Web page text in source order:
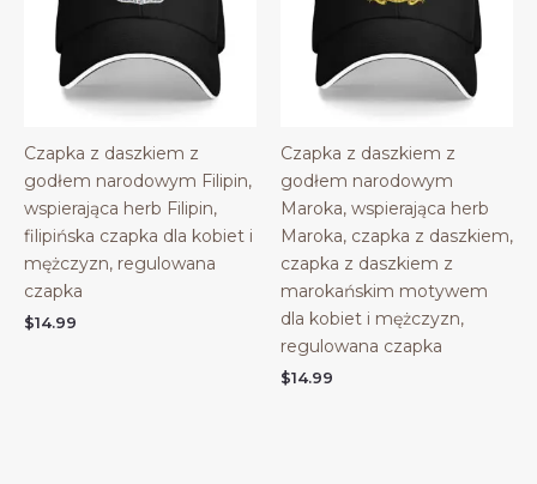
Czapka z daszkiem z
godłem narodowym Filipin,
wspierająca herb Filipin,
filipińska czapka dla kobiet i
mężczyzn, regulowana
czapka
$14.99
Czapka z daszkiem z
godłem narodowym
Maroka, wspierająca herb
Maroka, czapka z daszkiem,
czapka z daszkiem z
marokańskim motywem
dla kobiet i mężczyzn,
regulowana czapka
$14.99